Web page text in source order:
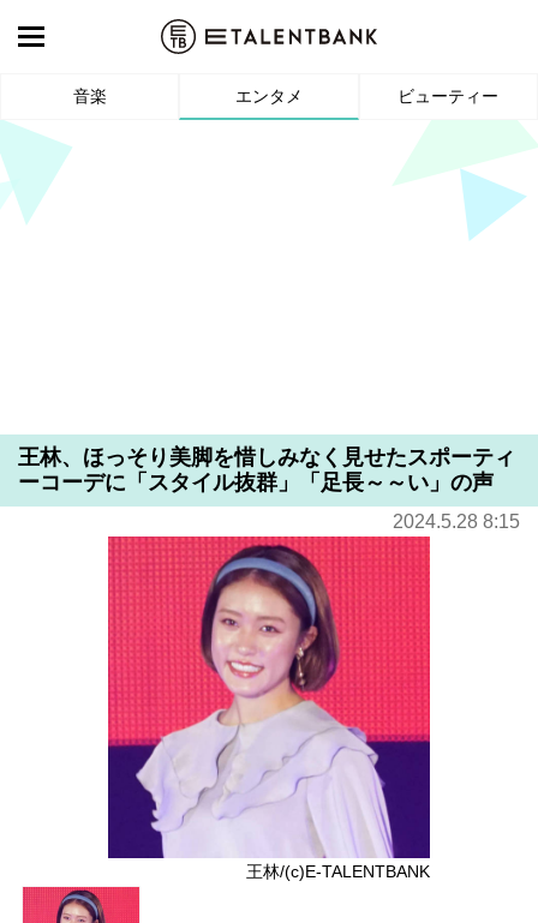
音楽 エンタメ ビューティー
王林、ほっそり美脚を惜しみなく見せたスポーティ
ーコーデに「スタイル抜群」「足長～～い」の声
2024.5.28 8:15
王林/(c)E-TALENTBANK